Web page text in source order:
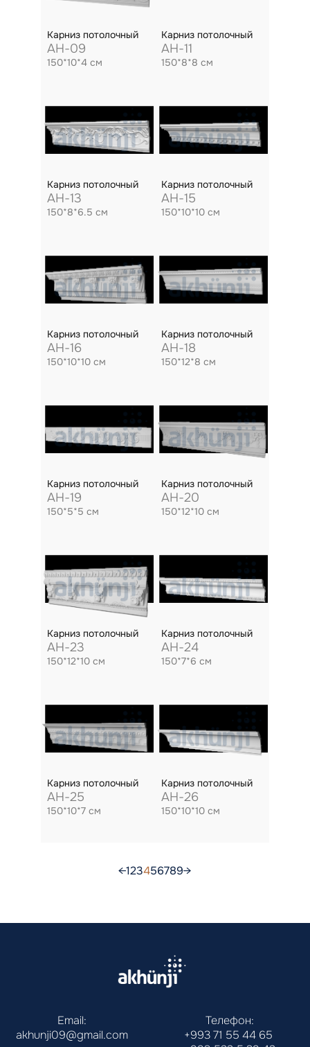
Карниз потолочный
AH-09
150*10*4 см
Карниз потолочный
AH-11
150*8*8 см
Карниз потолочный
AH-13
150*8*6.5 см
Карниз потолочный
AH-15
150*10*10 см
Карниз потолочный
AH-16
150*10*10 см
Карниз потолочный
AH-18
150*12*8 см
Карниз потолочный
AH-19
150*5*5 см
Карниз потолочный
AH-20
150*12*10 см
Карниз потолочный
AH-23
150*12*10 см
Карниз потолочный
AH-24
150*7*6 см
Карниз потолочный
AH-25
150*10*7 см
Карниз потолочный
AH-26
150*10*10 см
←123456789→
Email:
akhunji09@gmail.com
Телефон:
+993 71 55 44 65